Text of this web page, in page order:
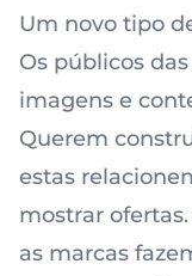
Um novo tipo
Os públicos
imagens e
Querem
estas
mostrar
as marcas